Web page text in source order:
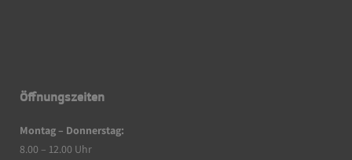
Öffnungszeiten
Montag – Donnerstag:
8.00 – 12.00 Uhr